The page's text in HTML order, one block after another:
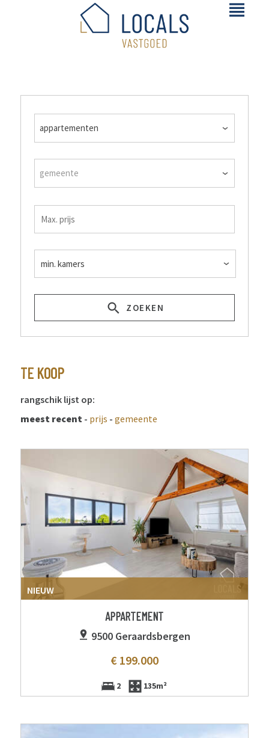
appartementen
gemeente
ZOEKEN
TE KOOP
rangschik lijst op:
meest recent- prijs - gemeente
NIEUW
APPARTEMENT
9500 Geraardsbergen
€ 199.000
2 135m²